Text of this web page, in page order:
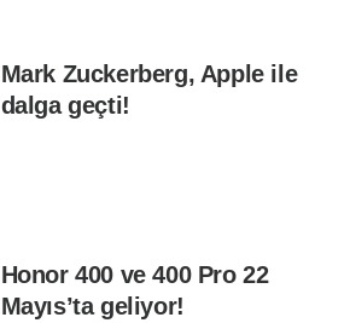
Mark Zuckerberg, Apple ile
dalga geçti!
Honor 400 ve 400 Pro 22
Mayıs’ta geliyor!